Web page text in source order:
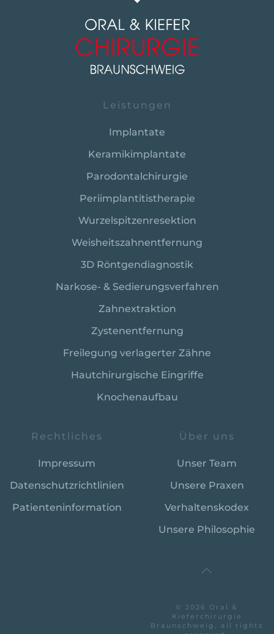
Leistungen
Implantate
Keramikimplantate
Parodontalchirurgie
Periimplantitistherapie
Wurzelspitzenresektion
Weisheitszahnentfernung
3D Röntgen­diagnostik
Narkose- & Sedierungsverfahren
Zahnextraktion
Zystenentfernung
Freilegung verlagerter Zähne
Haut­chirurgische Eingriffe
Knochenaufbau
Rechtliches
Impressum
Datenschutzrichtlinien
Patienteninformation
Über uns
Unser Team
Unsere Praxen
Verhaltenskodex
Unsere Philosophie
© 2026
Oral &
Kieferchirurgie
Braunschweig, all rights